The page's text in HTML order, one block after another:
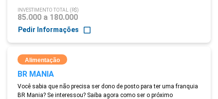
INVESTIMENTO TOTAL (R$)
85.000 a 180.000
Pedir Informações
Alimentação
BR MANIA
Você sabia que não precisa ser dono de posto para ter uma franquia
BR Mania? Se interessou? Saiba agora como ser o próximo